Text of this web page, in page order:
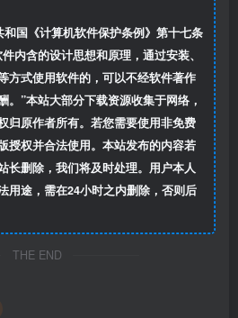
国《计算机软件保护条例》第十七条
内含的设计思想和原理，通过安装、
方式使用软件的，可以不经软件著作
。”本站大部分下载资源收集于网络，
归原作者所有。若您需要使用非免费
授权并合法使用。本站发布的内容若
长删除，我们将及时处理。用户本人
用途，需在24小时之内删除，否则后
THE END